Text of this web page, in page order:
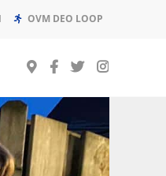
OVM DEO LOOP